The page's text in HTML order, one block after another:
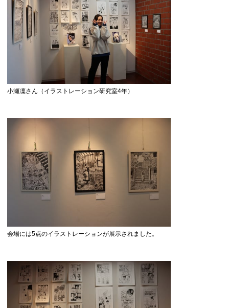
小瀬凜さん（イラストレーション研究室4年）
会場には5点のイラストレーションが展示されました。